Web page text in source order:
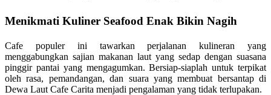
Menikmati Kuliner Seafood Enak Bikin Nagih
Cafe populer ini tawarkan perjalanan kulineran yang
menggabungkan sajian makanan laut yang sedap dengan suasana
pinggir pantai yang mengagumkan. Bersiap-siaplah untuk terpikat
oleh rasa, pemandangan, dan suara yang membuat bersantap di
Dewa Laut Cafe Carita menjadi pengalaman yang tidak terlupakan.